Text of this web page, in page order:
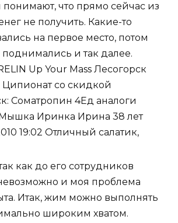
понимают, что прямо сейчас из
не получить. Какие-то
на первое место, потом
поднимались и так далее.
Up Your Mass Лесогорск
Ципионат со скидкой
Cоматропин 4Ед аналоги
Мышка Иринка Ирина 38 лет
19:02 Отличный салатик,
как до его сотрудников
и моя проблема
Итак, жим можно выполнять
широким хватом.